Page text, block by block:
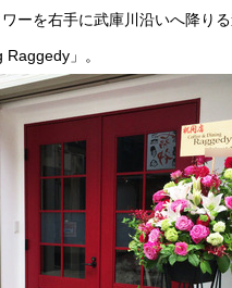
ーを右手に武庫川沿いへ降り
」。